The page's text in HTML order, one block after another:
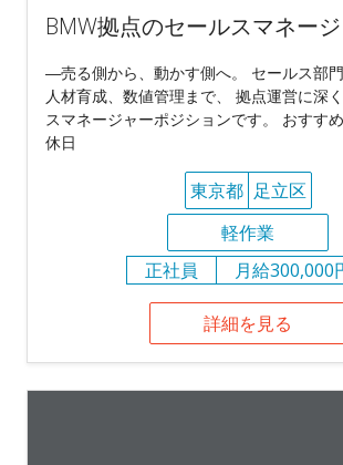
BMW拠点のセールスマネー
―売る側から、動かす側へ。 セールス部門
人材育成、数値管理まで、 拠点運営に深
スマネージャーポジションです。 おすす
休日
東京都 足立区
軽作業
正社員
月給300,000
詳細を見る